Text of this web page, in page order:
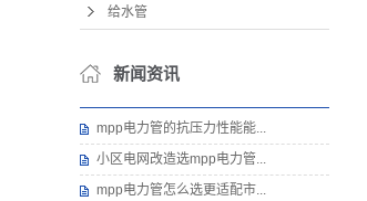
给水管
新闻资讯
mpp电力管的抗压力性能能...
小区电网改造选mpp电力管...
mpp电力管怎么选更适配市...